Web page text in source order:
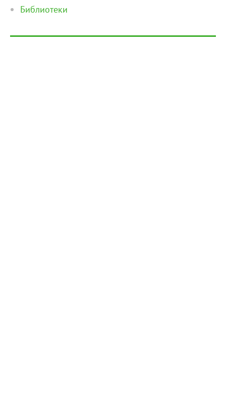
Библиотеки